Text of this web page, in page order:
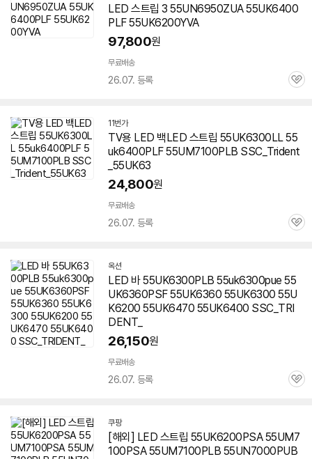
LED 스트립 3 55UN6950ZUA 55UK6400
PLF 55UK6200YVA
97,800원
무료배송
26.07. 등록
관
11번가
TV용 LED 백LED 스트립 55UK6300LL 55
uk6400PLF 55UM7100PLB SSC_Trident
_55UK63
24,800원
무료배송
26.07. 등록
관
옥션
LED 바 55UK6300PLB 55uk6300pue 55
UK6360PSF 55UK6360 55UK6300 55U
K6200 55UK6470 55UK6400 SSC_TRI
DENT_
26,150원
무료배송
26.07. 등록
관
쿠팡
[해외] LED 스트립 55UK6200PSA 55UM7
100PSA 55UM7100PLB 55UN7000PUB